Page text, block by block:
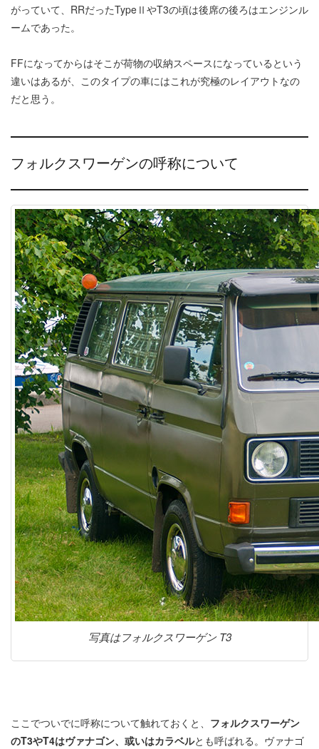
がっていて、RRだったTypeⅡやT3の頃は後席の後ろはエンジンル
ームであった。
FFになってからはそこが荷物の収納スペースになっているという
違いはあるが、このタイプの車にはこれが究極のレイアウトなの
だと思う。
フォルクスワーゲンの呼称について
写真はフォルクスワーゲン T3
ここでついでに呼称について触れておくと、 フォルクスワーゲン
のT3やT4はヴァナゴン、或いはカラベルとも呼ばれる。ヴァナゴ